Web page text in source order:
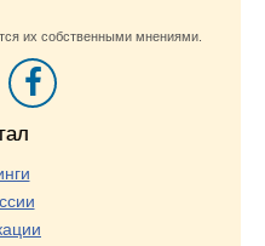
их собственными мнениями.